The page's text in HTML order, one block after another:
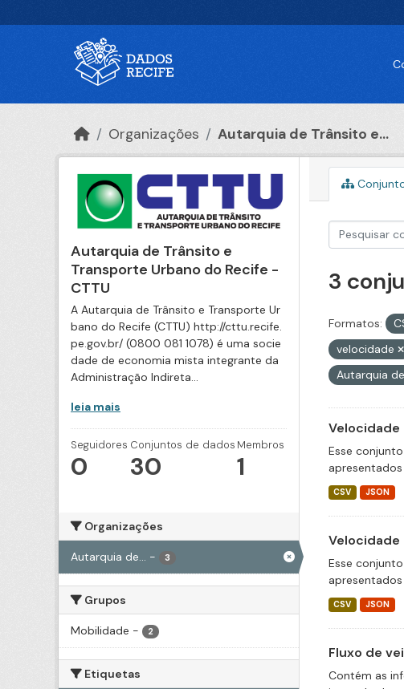
Organizações Autarquia de Trânsito e...
Autarquia de Trânsito e
Transporte Urbano do Recife -
CTTU
A Autarquia de Trânsito e Transporte Ur
bano do Recife (CTTU) http://cttu.recife.
pe.gov.br/ (0800 081 1078) é uma socie
dade de economia mista integrante da
Administração Indireta...
leia mais
Seguidores
0
Conjuntos de dados
30
Membros
1
Organizações
Autarquia de... - 3
Grupos
Mobilidade - 2
Etiquetas
3
Formatos:
velocidade
Autarquia
Esse
CSV JSON
Esse
CSV JSON
Fluxo de
Contém as